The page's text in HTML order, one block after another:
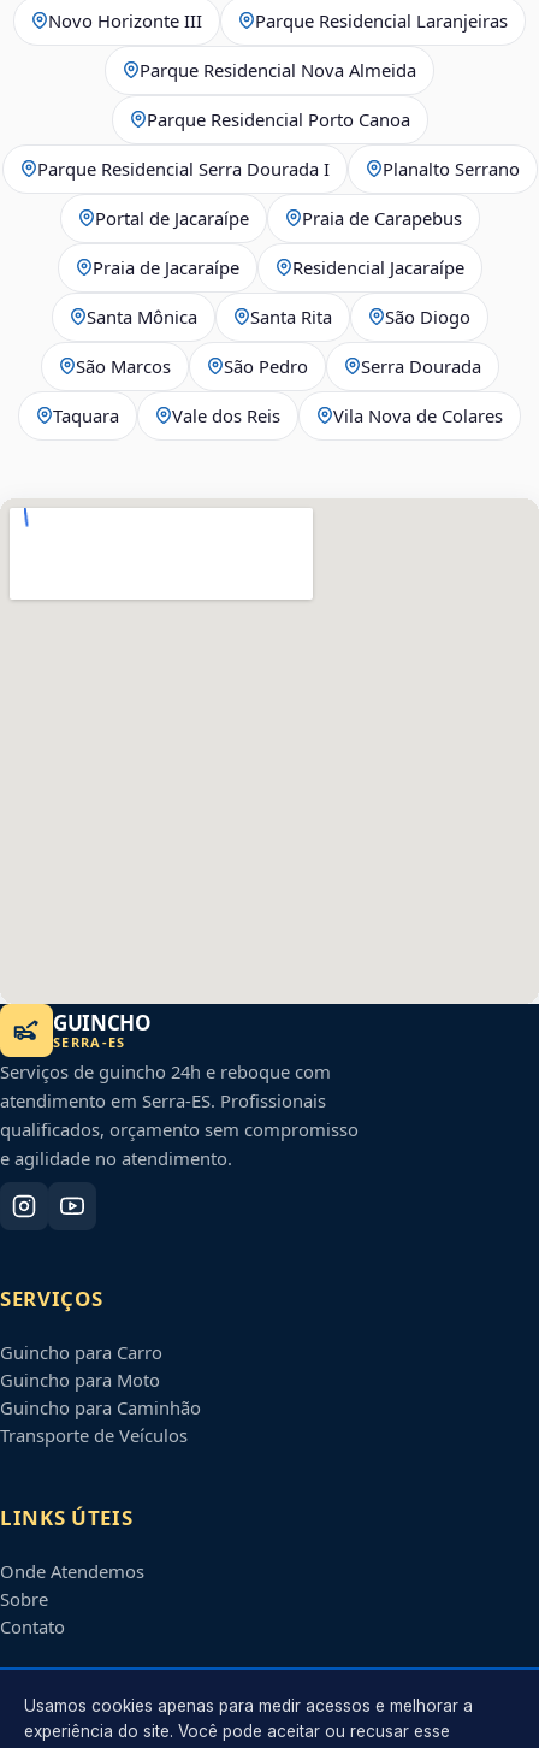
Novo Horizonte III Parque Residencial Laranjeiras
Parque Residencial Nova Almeida
Parque Residencial Porto Canoa
Parque Residencial Serra Dourada I Planalto Serrano
Portal de Jacaraípe Praia de Carapebus
Praia de Jacaraípe Residencial Jacaraípe
Santa Mônica Santa Rita São Diogo
São Marcos São Pedro Serra Dourada
Taquara Vale dos Reis Vila Nova de Colares
GUINCHO
SERRA -ES
Serviços de guincho 24h e reboque com
atendimento em Serra-ES. Profissionais
qualificados, orçamento sem compromisso
e agilidade no atendimento.
SERVIÇOS
Guincho para Carro
Guincho para Moto
Guincho para Caminhão
Transporte de Veículos
LINKS ÚTEIS
Onde Atendemos
Sobre
Contato
CONTATO
Usamos cookies apenas para medir acessos e melhorar a
experiência do site. Você pode aceitar ou recusar esse